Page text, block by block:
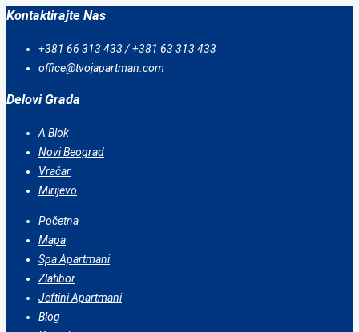
Kontaktirajte Nas
+381 66 313 433 / +381 63 313 433
office@tvojapartman.com
Delovi Grada
A Blok
Novi Beograd
Vračar
Mirijevo
Početna
Mapa
Spa Apartmani
Zlatibor
Jeftini Apartmani
Blog